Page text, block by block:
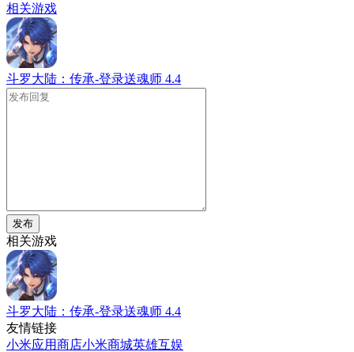
相关游戏
斗罗大陆：传承-登录送魂师 4.4
发布
相关游戏
斗罗大陆：传承-登录送魂师 4.4
友情链接
小米应用商店小米商城英雄互娱